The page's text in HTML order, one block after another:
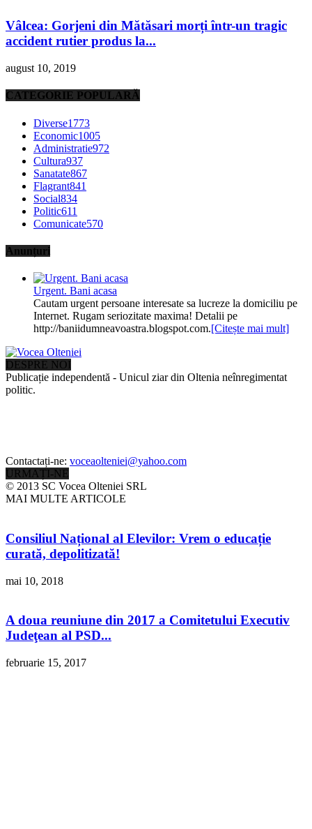
Vâlcea: Gorjeni din Mătăsari morți într-un tragic
accident rutier produs la...
august 10, 2019
CATEGORIE POPULARĂ
Diverse1773
Economic1005
Administratie972
Cultura937
Sanatate867
Flagrant841
Social834
Politic611
Comunicate570
Anunțuri
Urgent. Bani acasa
Cautam urgent persoane interesate sa lucreze la domiciliu pe
Internet. Rugam seriozitate maxima! Detalii pe
http://baniidumneavoastra.blogspot.com.[Citește mai mult]
DESPRE NOI
Publicație independentă - Unicul ziar din Oltenia neînregimentat
politic.
Contactați-ne: voceaolteniei@yahoo.com
URMAȚI-NE
© 2013 SC Vocea Olteniei SRL
MAI MULTE ARTICOLE
Consiliul Național al Elevilor: Vrem o educație
curată, depolitizată!
mai 10, 2018
A doua reuniune din 2017 a Comitetului Executiv
Judeţean al PSD...
februarie 15, 2017